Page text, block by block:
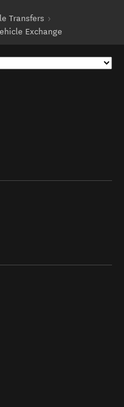
Transfers
Exchange